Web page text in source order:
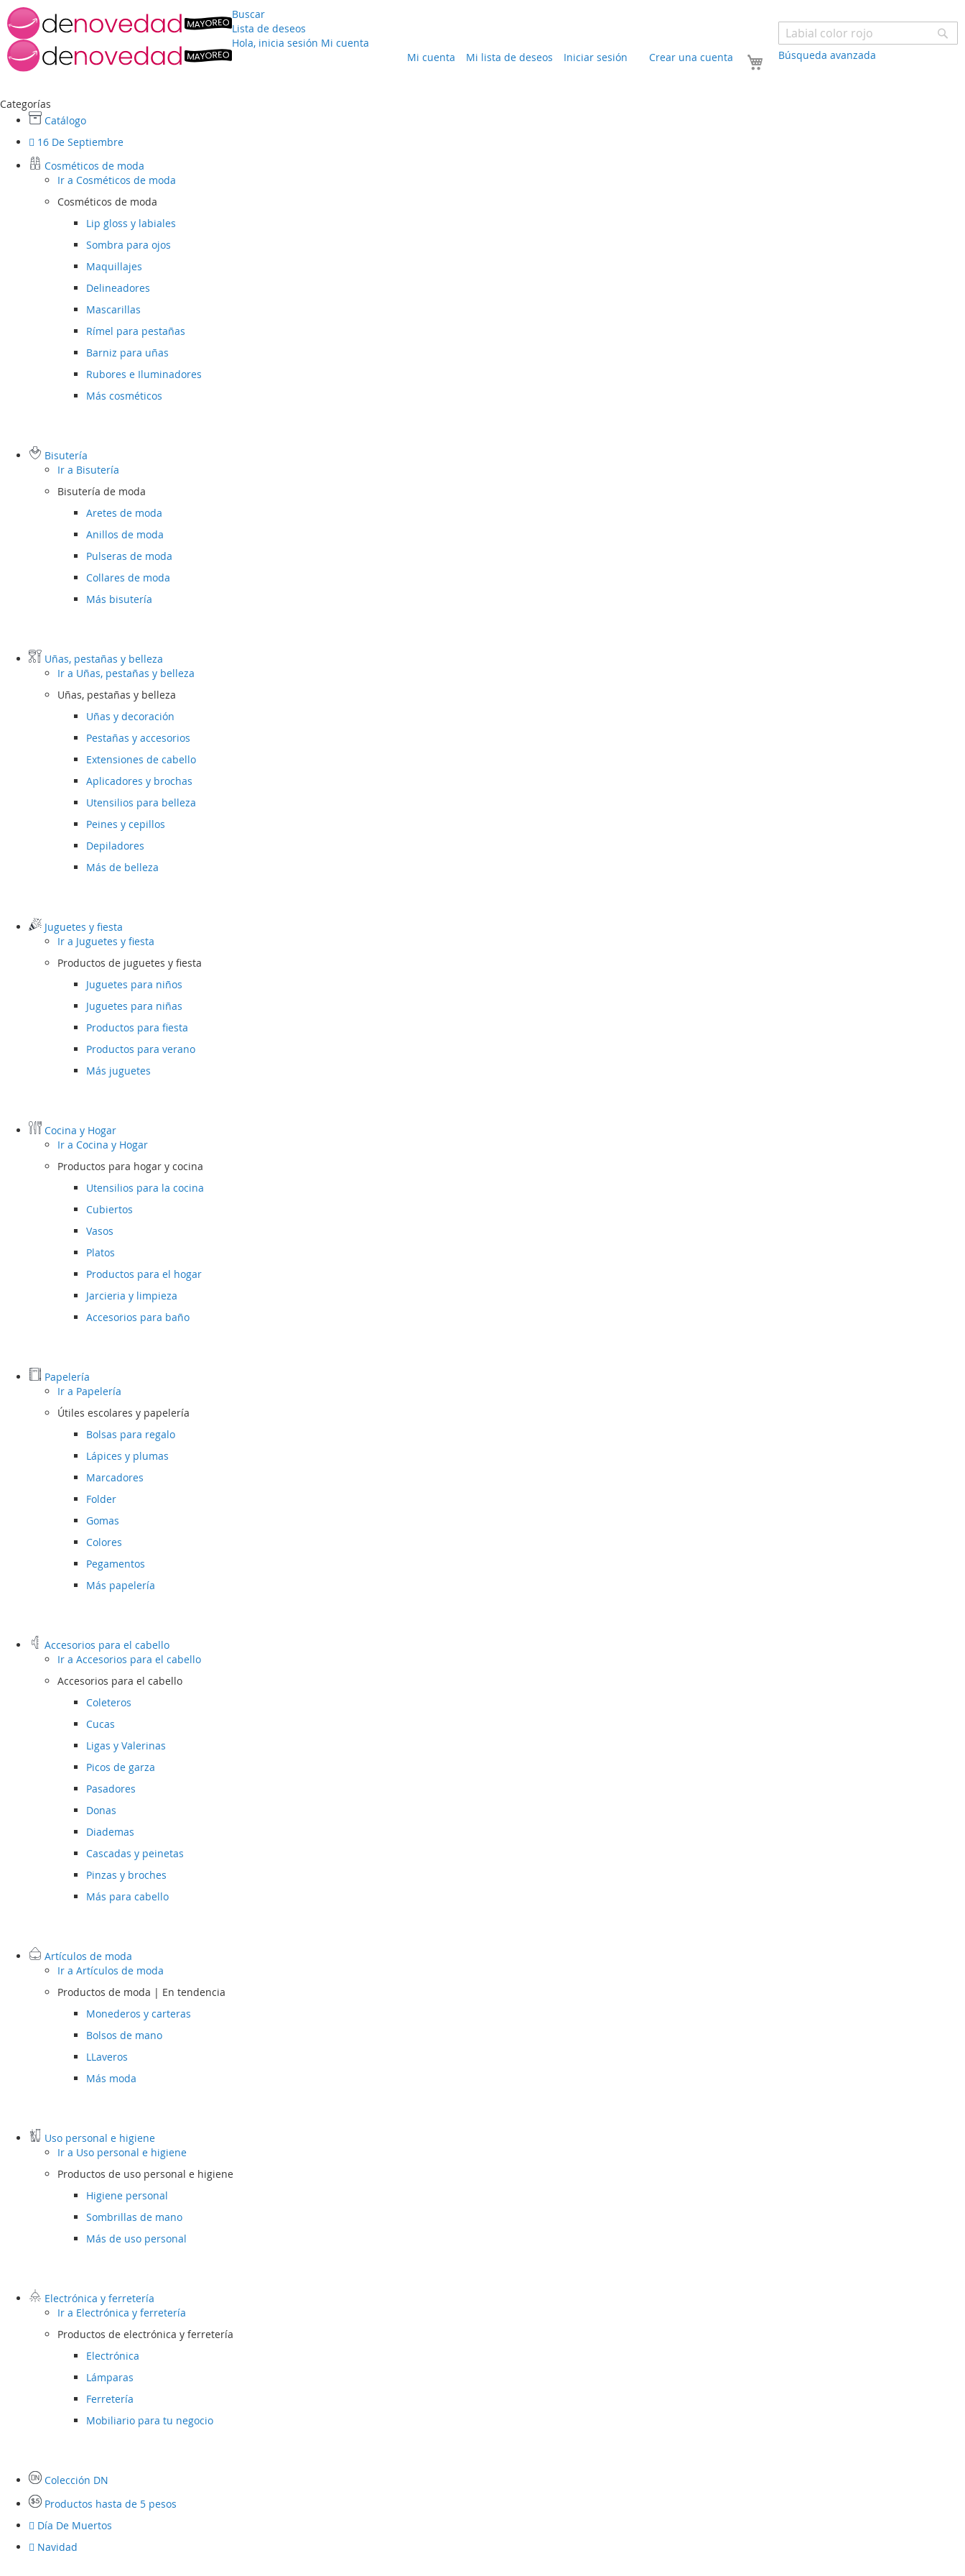
Buscar
Búsqueda avanzada
Lista de deseos
Hola, inicia sesión Mi cuenta
Mi carrito
Mi cuenta Mi lista de deseos Iniciar sesión Crear una cuenta
Categorías
Catálogo
16 De Septiembre
Cosméticos de moda
Ir a Cosméticos de moda
Cosméticos de moda
Lip gloss y labiales
Sombra para ojos
Maquillajes
Delineadores
Mascarillas
Rímel para pestañas
Barniz para uñas
Rubores e Iluminadores
Más cosméticos
Bisutería
Ir a Bisutería
Bisutería de moda
Aretes de moda
Anillos de moda
Pulseras de moda
Collares de moda
Más bisutería
Uñas, pestañas y belleza
Ir a Uñas, pestañas y belleza
Uñas, pestañas y belleza
Uñas y decoración
Pestañas y accesorios
Extensiones de cabello
Aplicadores y brochas
Utensilios para belleza
Peines y cepillos
Depiladores
Más de belleza
Juguetes y fiesta
Ir a Juguetes y fiesta
Productos de juguetes y fiesta
Juguetes para niños
Juguetes para niñas
Productos para fiesta
Productos para verano
Más juguetes
Cocina y Hogar
Ir a Cocina y Hogar
Productos para hogar y cocina
Utensilios para la cocina
Cubiertos
Vasos
Platos
Productos para el hogar
Jarcieria y limpieza
Accesorios para baño
Papelería
Ir a Papelería
Útiles escolares y papelería
Bolsas para regalo
Lápices y plumas
Marcadores
Folder
Gomas
Colores
Pegamentos
Más papelería
Accesorios para el cabello
Ir a Accesorios para el cabello
Accesorios para el cabello
Coleteros
Cucas
Ligas y Valerinas
Picos de garza
Pasadores
Donas
Diademas
Cascadas y peinetas
Pinzas y broches
Más para cabello
Artículos de moda
Ir a Artículos de moda
Productos de moda | En tendencia
Monederos y carteras
Bolsos de mano
LLaveros
Más moda
Uso personal e higiene
Ir a Uso personal e higiene
Productos de uso personal e higiene
Higiene personal
Sombrillas de mano
Más de uso personal
Electrónica y ferretería
Ir a Electrónica y ferretería
Productos de electrónica y ferretería
Electrónica
Lámparas
Ferretería
Mobiliario para tu negocio
Colección DN
Productos hasta de 5 pesos
Día De Muertos
Navidad